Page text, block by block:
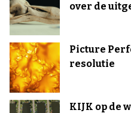
over de
Picture
resolutie
KIJK op de